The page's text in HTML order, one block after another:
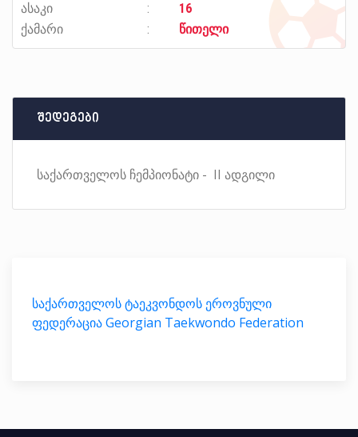
ასაკი
16
ქამარი
წითელი
შედეგები
საქართველოს ჩემპიონატი - II ადგილი
საქართველოს ტაეკვონდოს ეროვნული
ფედერაცია Georgian Taekwondo Federation